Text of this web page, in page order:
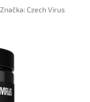
Značka: Czech Virus